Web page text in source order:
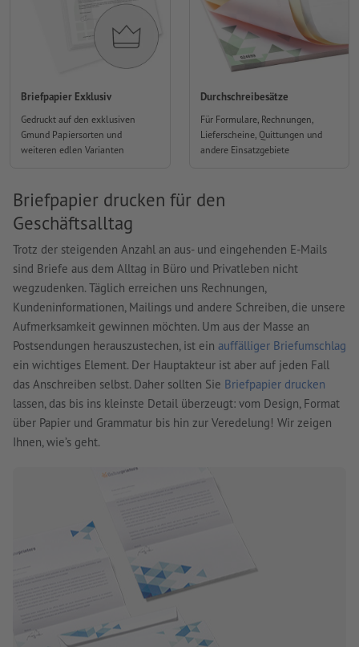
Briefpapier Exklusiv
Gedruckt auf den exklusiven
Gmund Papiersorten und
weiteren edlen Varianten
Durchschreibesätze
Für Formulare, Rechnungen,
Lieferscheine, Quittungen und
andere Einsatzgebiete
Briefpapier drucken für den
Geschäftsalltag
Trotz der steigenden Anzahl an aus- und eingehenden E-Mails
sind Briefe aus dem Alltag in Büro und Privatleben nicht
wegzudenken. Täglich erreichen uns Rechnungen,
Kundeninformationen, Mailings und andere Schreiben, die unsere
Aufmerksamkeit gewinnen möchten. Um aus der Masse an
Postsendungen herauszustechen, ist ein auffälliger Briefumschlag
ein wichtiges Element. Der Hauptakteur ist aber auf jeden Fall
das Anschreiben selbst. Daher sollten Sie Briefpapier drucken
lassen, das bis ins kleinste Detail überzeugt: vom Design, Format
über Papier und Grammatur bis hin zur Veredelung! Wir zeigen
Ihnen, wie’s geht.